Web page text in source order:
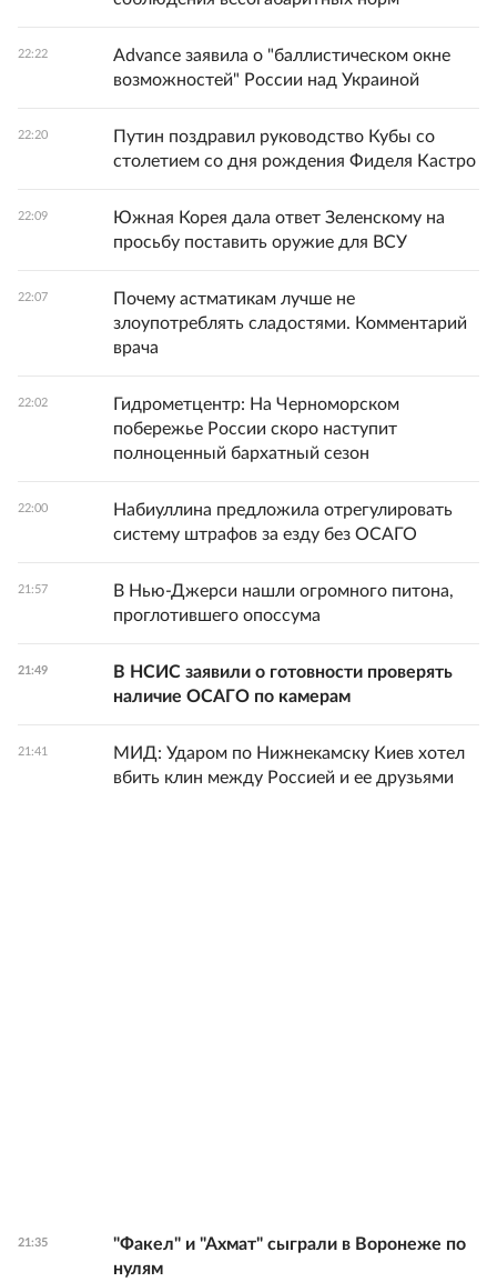
22:22
Advance заявила о "баллистическом окне
возможностей" России над Украиной
22:20
Путин поздравил руководство Кубы со
столетием со дня рождения Фиделя Кастро
22:09
Южная Корея дала ответ Зеленскому на
просьбу поставить оружие для ВСУ
22:07
Почему астматикам лучше не
злоупотреблять сладостями. Комментарий
врача
22:02
Гидрометцентр: На Черноморском
побережье России скоро наступит
полноценный бархатный сезон
22:00
Набиуллина предложила отрегулировать
систему штрафов за езду без ОСАГО
21:57
В Нью-Джерси нашли огромного питона,
проглотившего опоссума
21:49
В НСИС заявили о готовности проверять
наличие ОСАГО по камерам
21:41
МИД: Ударом по Нижнекамску Киев хотел
вбить клин между Россией и ее друзьями
21:35
"Факел" и "Ахмат" сыграли в Воронеже по
нулям